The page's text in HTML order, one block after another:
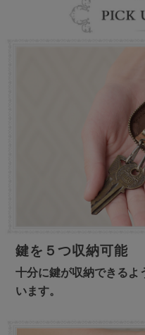
鍵を５つ収納可能
十分に鍵が収納できるよ
います。